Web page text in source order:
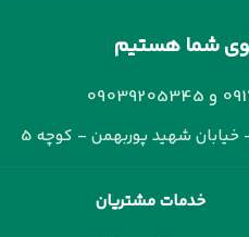
شما هستیم
و 09039205345
شهید پوربهمن - کوچه 5
خدمات مشتریان